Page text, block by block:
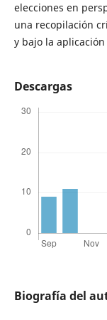
elecciones en
una recopilación
y bajo la
Descargas
Biografía del